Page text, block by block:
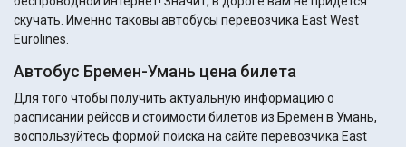
скучать. Именно таковы автобусы перевозчика East West
Eurolines.
Автобус Бремен-Умань цена билета
Для того чтобы получить актуальную информацию о
расписании рейсов и стоимости билетов из Бремен в Умань,
воспользуйтесь формой поиска на сайте перевозчика East